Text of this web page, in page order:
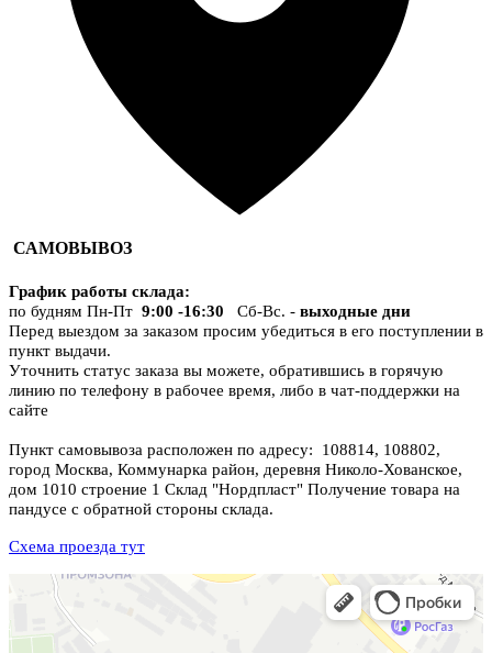
САМОВЫВОЗ
График работы склада:
по будням Пн-Пт 9:00 -16:30 Сб-Вс. - выходные дни
Перед выездом за заказом просим убедиться в его поступлении в
пункт выдачи.
Уточнить статус заказа вы можете, обратившись в горячую
линию по телефону в рабочее время, либо в чат-поддержки на
сайте
Пункт самовывоза расположен по адресу: 108814, 108802,
город Москва, Коммунарка район, деревня Николо-Хованское,
дом 1010 строение 1 Склад "Нордпласт" Получение товара на
пандусе с обратной стороны склада.
Схема проезда тут